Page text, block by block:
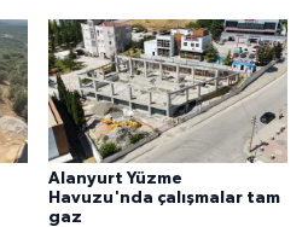
Alanyurt Yüzme
Havuzu'nda çalışmalar tam
gaz